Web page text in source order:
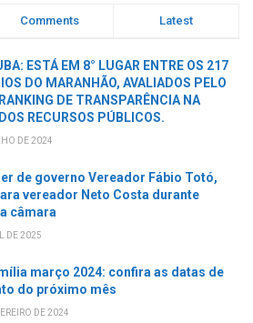
Comments Latest
ESTÁ EM 8° LUGAR ENTRE OS 217
DO MARANHÃO, AVALIADOS PELO
DE TRANSPARÊNCIA NA
RECURSOS PÚBLICOS.
DE 2024
de governo Vereador Fábio Totó,
vereador Neto Costa durante
câmara
DE 2025
março 2024: confira as datas de
do próximo mês
DE 2024